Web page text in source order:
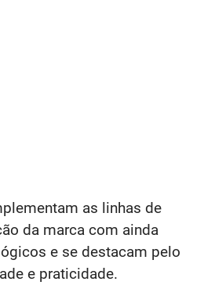
as linhas de
da marca com ainda
e se destacam pelo
e praticidade.